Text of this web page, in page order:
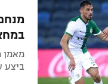
מאמן
ביצע